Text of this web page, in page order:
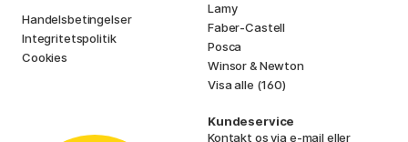
Handelsbetingelser
Integritetspolitik
Cookies
Lamy
Faber-Castell
Posca
Winsor & Newton
Visa alle (160)
Kundeservice
Kontakt osvia e-mail eller